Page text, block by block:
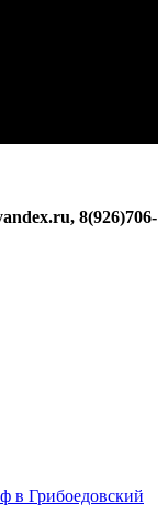
8(926)706-
в Грибоедовский